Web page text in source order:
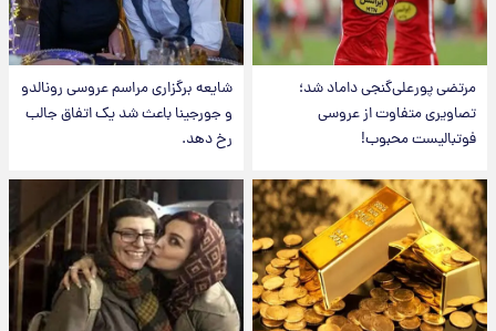
مرتضی پورعلی‌گنجی داماد شد؛
تصاویری متفاوت از عروسی
فوتبالیست محبوب!
شایعه برگزاری مراسم عروسی رونالدو
و جورجینا باعث شد یک اتفاق جالب
رخ دهد.